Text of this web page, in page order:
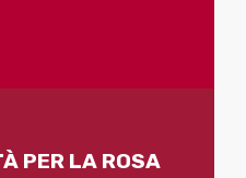
PER LA ROSA